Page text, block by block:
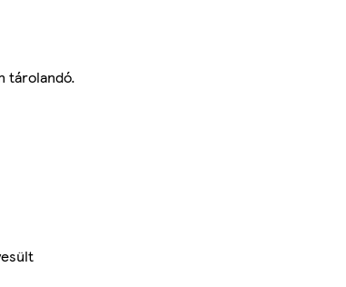
tárolandó.